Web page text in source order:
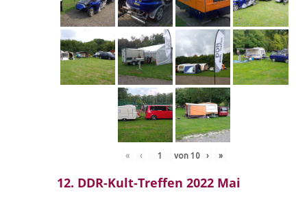
« ‹ von 10 › »
12. DDR-Kult-Treffen 2022 Mai